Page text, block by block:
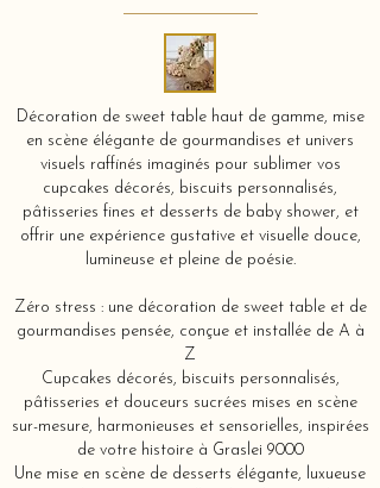
Décoration de sweet table haut de gamme, mise
en scène élégante de gourmandises et univers
visuels raffinés imaginés pour sublimer vos
cupcakes décorés, biscuits personnalisés,
pâtisseries fines et desserts de baby shower, et
offrir une expérience gustative et visuelle douce,
lumineuse et pleine de poésie.
Zéro stress : une décoration de sweet table et de
gourmandises pensée, conçue et installée de A à
Z
Cupcakes décorés, biscuits personnalisés,
pâtisseries et douceurs sucrées mises en scène
sur-mesure, harmonieuses et sensorielles, inspirées
de votre histoire à Graslei 9000
Une mise en scène de desserts élégante, luxueuse